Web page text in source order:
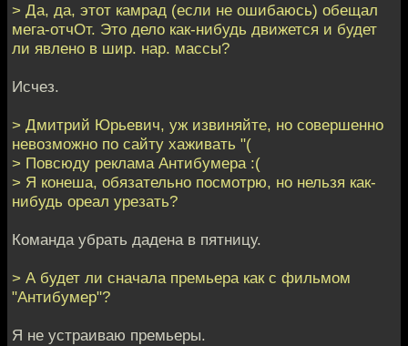
> Да, да, этот камрад (если не ошибаюсь) обещал
мега-отчОт. Это дело как-нибудь движется и будет
ли явлено в шир. нар. массы?
Исчез.
> Дмитрий Юрьевич, уж извиняйте, но совершенно
невозможно по сайту хаживать "(
> Повсюду реклама Антибумера :(
> Я конеша, обязательно посмотрю, но нельзя как-
нибудь ореал урезать?
Команда убрать дадена в пятницу.
> А будет ли сначала премьера как с фильмом
"Антибумер"?
Я не устраиваю премьеры.